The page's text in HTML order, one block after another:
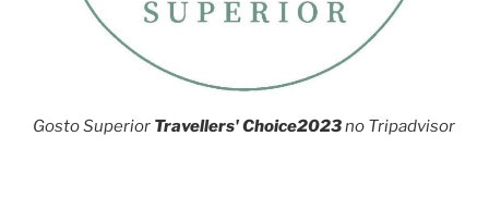
Gosto Superior Travellers' Choice2023no Tripadvisor